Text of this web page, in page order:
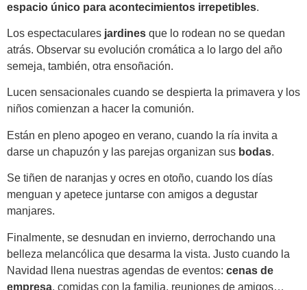
espacio único para acontecimientos irrepetibles.
Los espectaculares jardines que lo rodean no se quedan
atrás. Observar su evolución cromática a lo largo del año
semeja, también, otra ensoñación.
Lucen sensacionales cuando se despierta la primavera y los
niños comienzan a hacer la comunión.
Están en pleno apogeo en verano, cuando la ría invita a
darse un chapuzón y las parejas organizan sus bodas.
Se tiñen de naranjas y ocres en otoño, cuando los días
menguan y apetece juntarse con amigos a degustar
manjares.
Finalmente, se desnudan en invierno, derrochando una
belleza melancólica que desarma la vista. Justo cuando la
Navidad llena nuestras agendas de eventos: cenas de
empresa, comidas con la familia, reuniones de amigos…